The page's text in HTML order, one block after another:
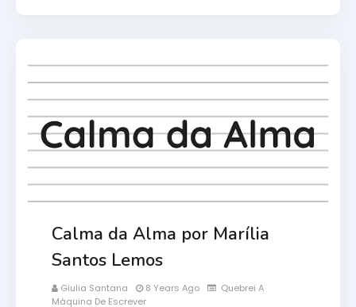
Calma da Alma por Marília
Santos Lemos
Giulia Santana 8 Years Ago
Quebrei A
Máquina De Escrever